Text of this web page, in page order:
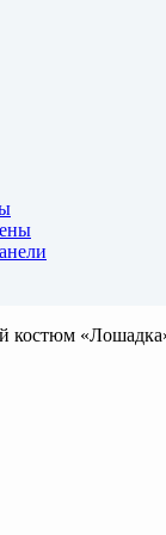
костюм